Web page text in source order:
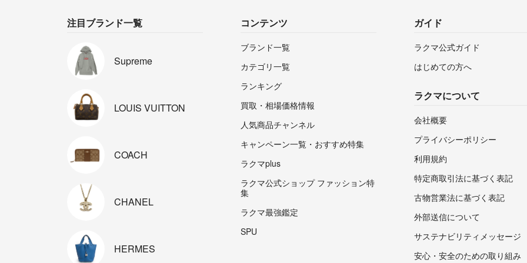
注目ブランド一覧
Supreme
LOUIS VUITTON
COACH
CHANEL
HERMES
コンテンツ
ブランド一覧
カテゴリ一覧
ランキング
買取・相場価格情報
人気商品チャンネル
キャンペーン一覧・おすすめ特集
ラクマplus
ラクマ公式ショップ ファッション特
集
ラクマ最強鑑定
SPU
ガイド
ラクマ公式ガイド
はじめての方へ
ラクマについて
会社概要
プライバシーポリシー
利用規約
特定商取引法に基づく表記
古物営業法に基づく表記
外部送信について
サステナビリティメッセージ
安心・安全のための取り組み